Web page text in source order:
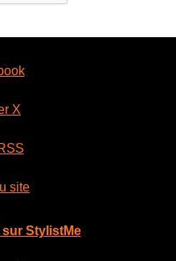
X
site
StylistMe